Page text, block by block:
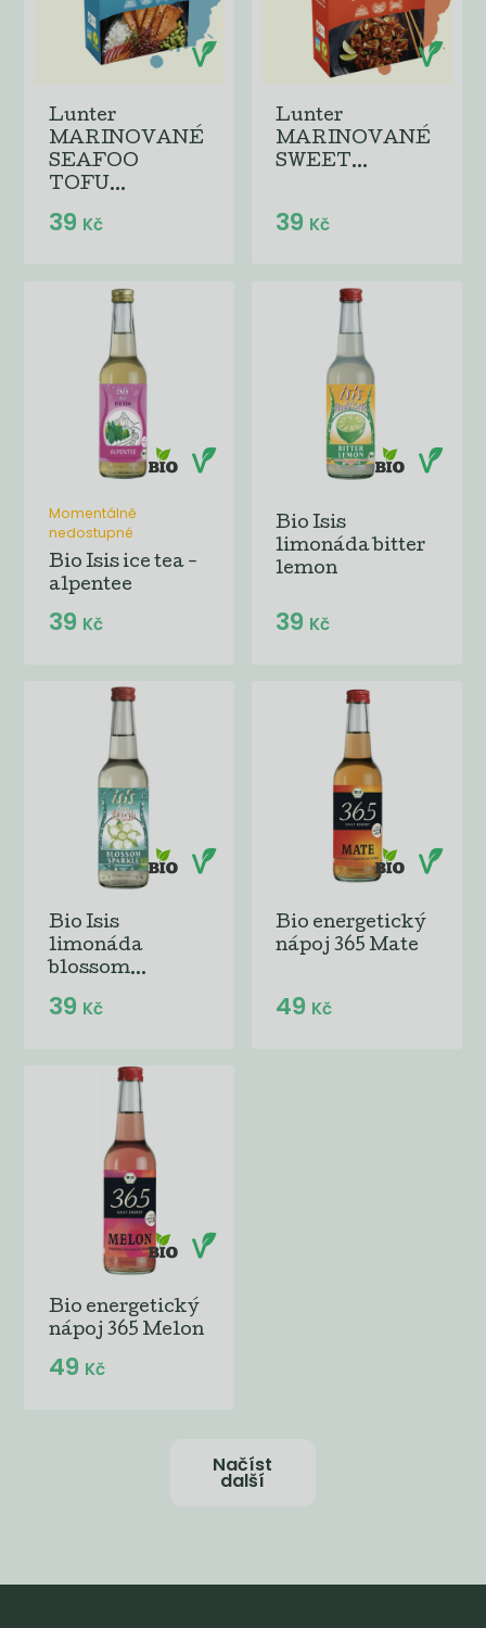
Lunter
MARINOVANÉ
SEAFOO
TOFU...
39 Kč
Lunter
MARINOVANÉ
SWEET...
39 Kč
Momentálně
nedostupné
Bio Isis ice tea -
alpentee
39 Kč
Bio Isis
limonáda bitter
lemon
39 Kč
Bio Isis
limonáda
blossom...
39 Kč
Bio energetický
nápoj 365 Mate
49 Kč
Bio energetický
nápoj 365 Melon
49 Kč
Načíst
další